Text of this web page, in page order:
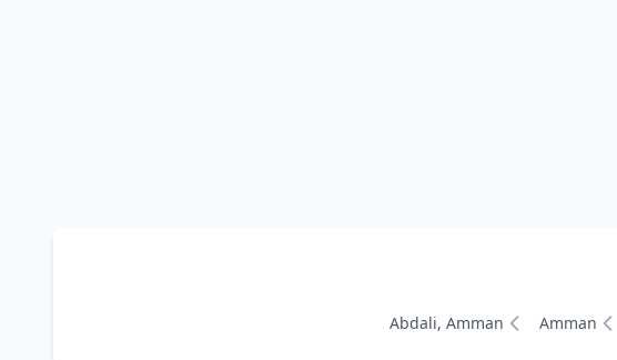
Amman
Abdali, Amman